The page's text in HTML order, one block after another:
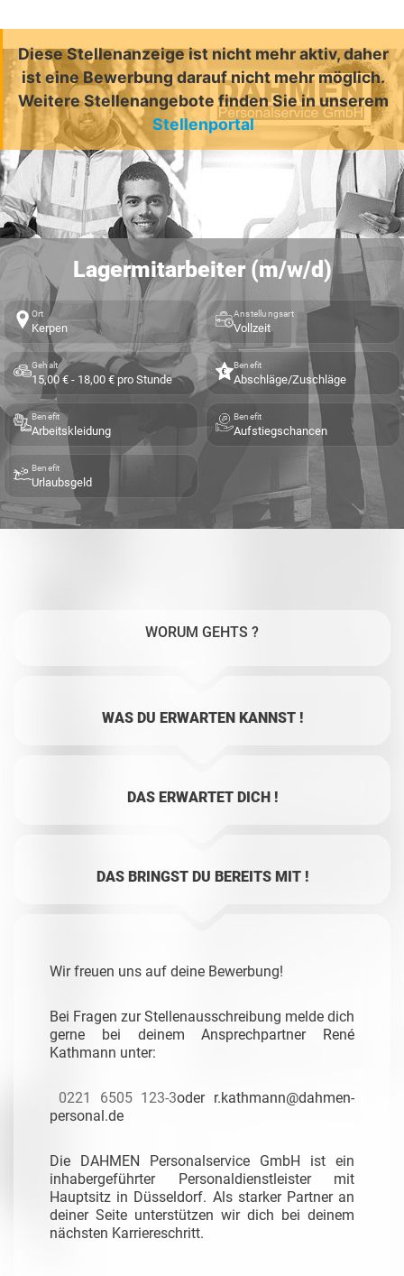
Diese Stellenanzeige ist nicht mehr aktiv, daher
ist eine Bewerbung darauf nicht mehr möglich.
Weitere Stellenangebote finden Sie in unserem
Stellenportal
Lagermitarbeiter (m/w/d)
Ort
Kerpen
Anstellungsart
Vollzeit
Gehalt
15,00 € - 18,00 € pro Stunde
Benefit
Abschläge/Zuschläge
Benefit
Arbeitskleidung
Benefit
Aufstiegschancen
Benefit
Urlaubsgeld
WORUM GEHTS ?
WAS DU ERWARTEN KANNST !
DAS ERWARTET DICH !
DAS BRINGST DU BEREITS MIT !
Wir freuen uns auf deine Bewerbung!
Bei Fragen zur Stellenausschreibung melde dich
gerne bei deinem Ansprechpartner René
Kathmann unter:
0221 6505 123-3oderr.kathmann@dahmen-
personal.de
Die DAHMEN Personalservice GmbH ist ein
inhabergeführter Personaldienstleister mit
Hauptsitz in Düsseldorf. Als starker Partner an
deiner Seite unterstützen wir dich bei deinem
nächsten Karriereschritt.